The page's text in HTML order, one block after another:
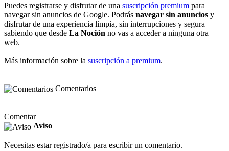
Puedes registrarse y disfrutar de una suscripción premium para
navegar sin anuncios de Google. Podrás navegar sin anuncios y
disfrutar de una experiencia limpia, sin interrupciones y segura
sabiendo que desde La Noción no vas a acceder a ninguna otra
web.
Más información sobre la suscripción a premium.
Comentarios
Comentar
Aviso
Necesitas estar registrado/a para escribir un comentario.